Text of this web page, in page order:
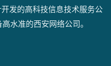
发的高科技信息技术服务公
水准的西安网络公司。